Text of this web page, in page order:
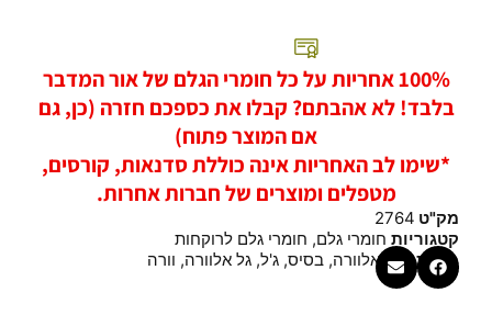
100% אחריות על כל חומרי הגלם של אור המדבר
בלבד! לא אהבתם? קבלו את כספכם חזרה (כן, גם
אם המוצר פתוח)
*שימו לב האחריות אינה כוללת סדנאות, קורסים,
מטפלים ומוצרים של חברות אחרות.
מק"ט 2764
קטגוריות חומרי גלם, חומרי גלם לרוקחות
תגיות אלו,אלוורה, בסיס, ג'ל, גל אלוורה, וורה